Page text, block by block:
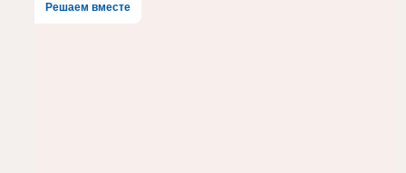
Решаем вместе